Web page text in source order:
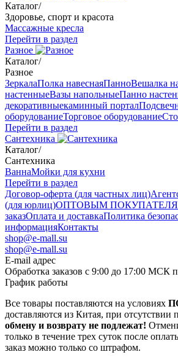
Каталог/
Здоровье, спорт и красота
Массажные кресла
Перейти в раздел
Разное
Каталог/
Разное
ЗеркалаПолка навеснаяПанноВешалка
настенныеВазы напольныеПанно
декоративныекаминный портал
оборудованиеТорговое оборудование
Перейти в раздел
Сантехника
Каталог/
Сантехника
ВаннаМойки для кухни
Перейти в раздел
Договор-оферта (для частных лиц)
(для юрлиц)ОПТОВЫМ
заказОплата и доставкаПолитика
информацияКонтакты
shop@e-mall.su
shop@e-mall.su
E-mail адрес
Обработка заказов с 9:00 до 17:00 МСК
График работы
Все товары поставляются на условиях
доставляются из Китая, при отсутствии
обмену и возврату не подлежат!
только в течение трех суток после
заказ можно только со штрафом.